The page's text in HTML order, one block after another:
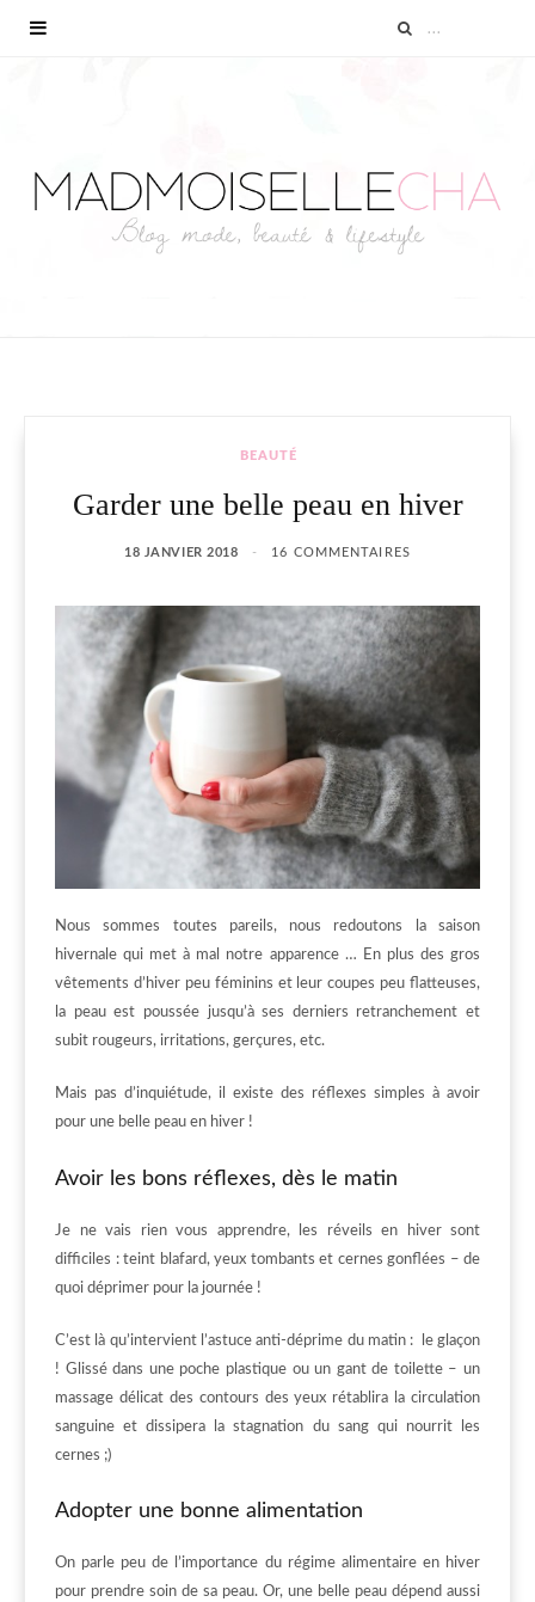
BEAUTÉ
Garder une belle peau en hiver
18 JANVIER 2018 16 COMMENTAIRES
Nous sommes toutes pareils, nous redoutons la saison
hivernale qui met à mal notre apparence … En plus des gros
vêtements d’hiver peu féminins et leur coupes peu flatteuses,
la peau est poussée jusqu’à ses derniers retranchement et
subit rougeurs, irritations, gerçures, etc.
Mais pas d’inquiétude, il existe des réflexes simples à avoir
pour une belle peau en hiver !
Avoir les bons réflexes, dès le matin
Je ne vais rien vous apprendre, les réveils en hiver sont
difficiles : teint blafard, yeux tombants et cernes gonflées – de
quoi déprimer pour la journée !
C’est là qu’intervient l’astuce anti-déprime du matin : le glaçon
! Glissé dans une poche plastique ou un gant de toilette – un
massage délicat des contours des yeux rétablira la circulation
sanguine et dissipera la stagnation du sang qui nourrit les
cernes ;)
Adopter une bonne alimentation
On parle peu de l’importance du régime alimentaire en hiver
pour prendre soin de sa peau. Or, une belle peau dépend aussi